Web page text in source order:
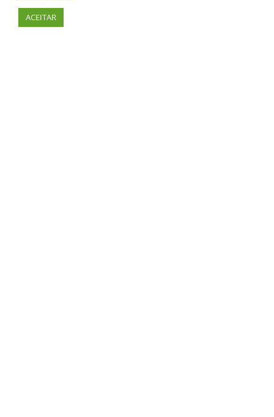
Consulte aqui o cadastro da Instituição no
ACEITAR